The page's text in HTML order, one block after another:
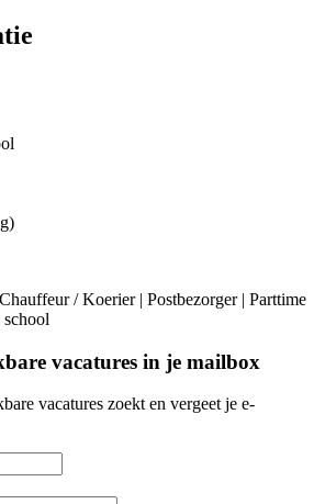
/ Koerier | Postbezorger | Parttime
vacatures in je mailbox
vacatures zoekt en vergeet je e-